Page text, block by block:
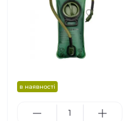
в наявності